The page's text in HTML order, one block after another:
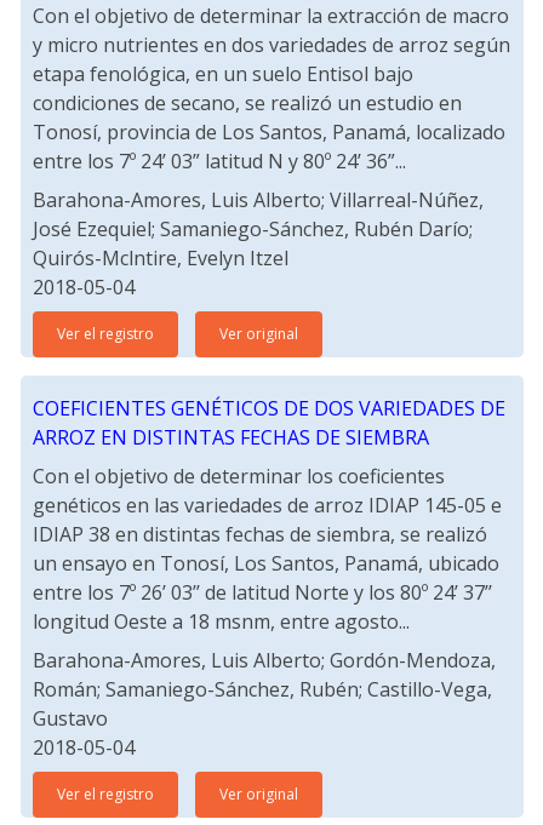
Con el objetivo de determinar la extracción de macro
y micro nutrientes en dos variedades de arroz según
etapa fenológica, en un suelo Entisol bajo
condiciones de secano, se realizó un estudio en
Tonosí, provincia de Los Santos, Panamá, localizado
entre los 7º 24’ 03” latitud N y 80º 24’ 36”...
Barahona-Amores, Luis Alberto; Villarreal-Núñez,
José Ezequiel; Samaniego-Sánchez, Rubén Darío;
Quirós-Mclntire, Evelyn Itzel
2018-05-04
Ver el registro Ver original
COEFICIENTES GENÉTICOS DE DOS VARIEDADES DE
ARROZ EN DISTINTAS FECHAS DE SIEMBRA
Con el objetivo de determinar los coeficientes
genéticos en las variedades de arroz IDIAP 145-05 e
IDIAP 38 en distintas fechas de siembra, se realizó
un ensayo en Tonosí, Los Santos, Panamá, ubicado
entre los 7º 26’ 03’’ de latitud Norte y los 80º 24’ 37’’
longitud Oeste a 18 msnm, entre agosto...
Barahona-Amores, Luis Alberto; Gordón-Mendoza,
Román; Samaniego-Sánchez, Rubén; Castillo-Vega,
Gustavo
2018-05-04
Ver el registro Ver original